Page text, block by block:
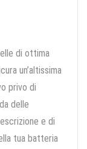
di ottima
un’altissima
privo di
delle
e di
tua batteria